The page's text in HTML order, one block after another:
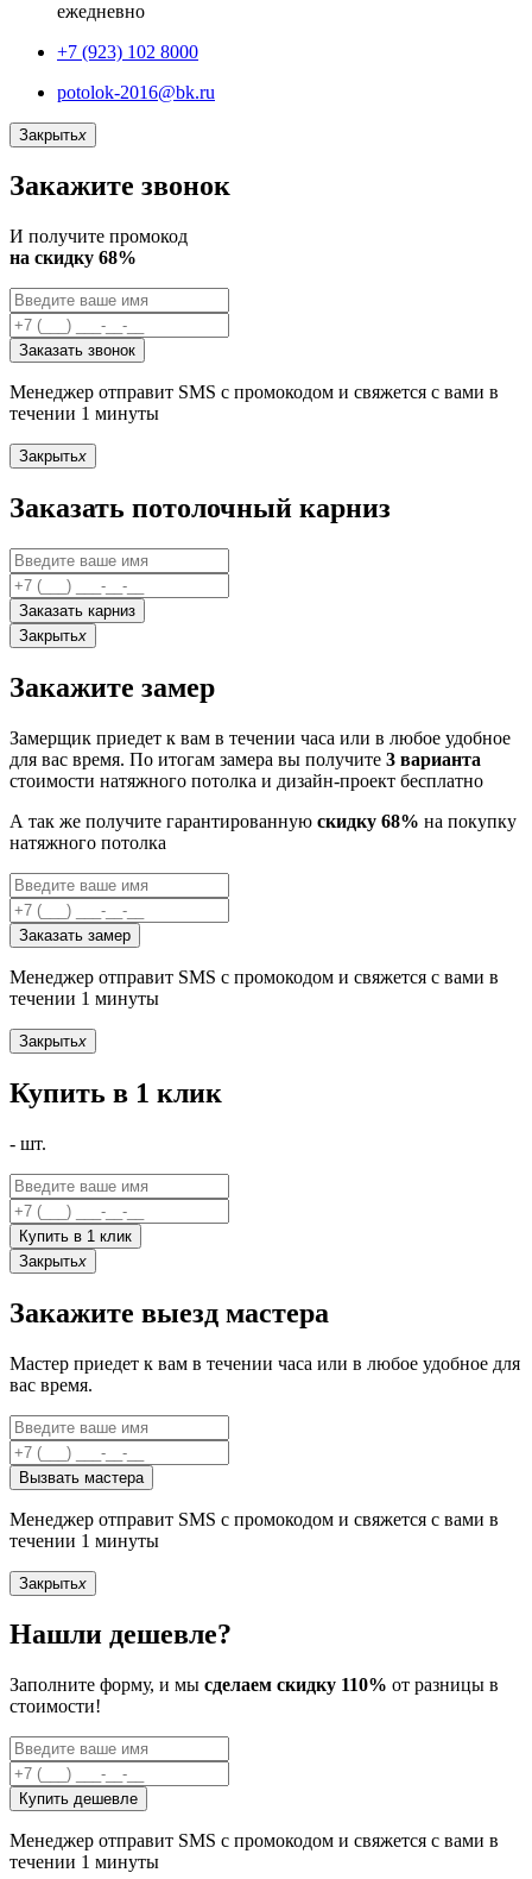
ежедневно
+7 (923) 102 8000
potolok-2016@bk.ru
Закрытьx
Закажите звонок
И получите промокод
на скидку 68%
Заказать звонок
Менеджер отправит SMS с промокодом и свяжется с вами в
течении 1 минуты
Закрытьx
Заказать потолочный карниз
Заказать карниз
Закрытьx
Закажите замер
Замерщик приедет к вам в течении часа или в любое удобное
для вас время. По итогам замера вы получите 3 варианта
стоимости натяжного потолка и дизайн-проект бесплатно
А так же получите гарантированную скидку 68% на покупку
натяжного потолка
Заказать замер
Менеджер отправит SMS с промокодом и свяжется с вами в
течении 1 минуты
Закрытьx
Купить в 1 клик
- шт.
Купить в 1 клик
Закрытьx
Закажите выезд мастера
Мастер приедет к вам в течении часа или в любое удобное для
вас время.
Вызвать мастера
Менеджер отправит SMS с промокодом и свяжется с вами в
течении 1 минуты
Закрытьx
Нашли дешевле?
Заполните форму, и мы сделаем скидку 110% от разницы в
стоимости!
Купить дешевле
Менеджер отправит SMS с промокодом и свяжется с вами в
течении 1 минуты